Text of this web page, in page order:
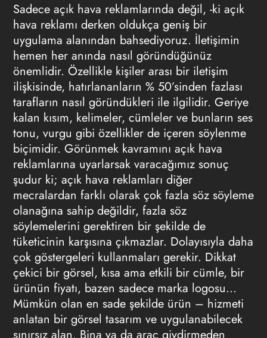
Sadece açık hava reklamlarında değil, -ki açık
hava reklamı derken oldukça geniş bir
uygulama alanından bahsediyoruz. İletişimin
hemen her anında nasıl göründüğünüz
önemlidir. Özellikle kişiler arası bir iletişim
ilişkisinde, hatırlananların % 50’sinden fazlası
tarafların nasıl göründükleri ile ilgilidir. Geriye
kalan kısım, kelimeler, cümleler ve bunların ses
tonu, vurgu gibi özellikler de içeren söylenme
biçimidir. Görünmek kavramını açık hava
reklamlarına uyarlarsak varacağımız sonuç
şudur ki; açık hava reklamları diğer
mecralardan farklı olarak çok fazla söz söyleme
olanağına sahip değildir, fazla söz
söylemelerini gerektiren bir şekilde de
tüketicinin karşısına çıkmazlar. Dolayısıyla daha
çok göstergeleri kullanmaları gerekir. Dikkat
çekici bir görsel, kısa ama etkili bir cümle, bir
ürünün fiyatı, bazen sadece marka logosu…
Mümkün olan en sade şekilde ürün – hizmeti
anlatan bir görsel tasarım ve uygulanabilecek